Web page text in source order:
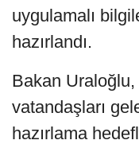
uygulamalı
hazırlandı.
Bakan
vatandaşları
hazırlama